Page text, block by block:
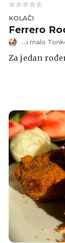
KOLAČI
Ferrero
....i malo
Za jedan